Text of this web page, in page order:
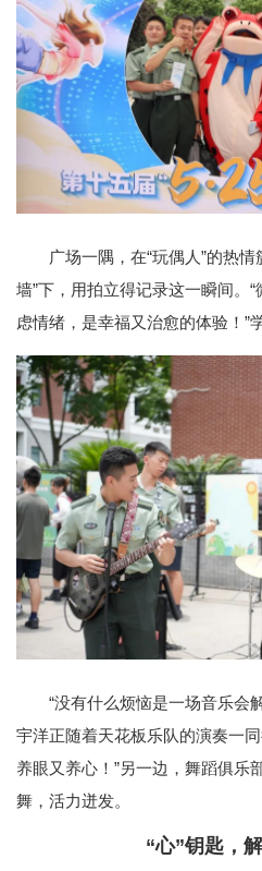
广场一隅，在“玩偶人”的热
墙”下，用拍立得记录这一瞬间。
虑情绪，是幸福又治愈的体验！”
“没有什么烦恼是一场音乐会
宇洋正随着天花板乐队的演奏一同
养眼又养心！”另一边，舞蹈俱乐
舞，活力迸发。
“心”钥匙，